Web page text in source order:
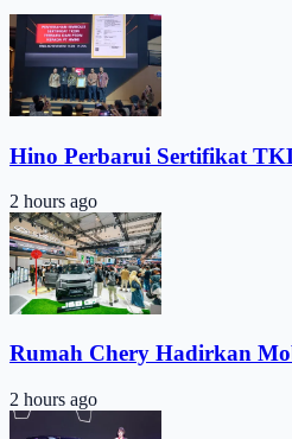
Hino Perbarui Sertifikat
2 hours ago
Rumah Chery Hadirkan
2 hours ago